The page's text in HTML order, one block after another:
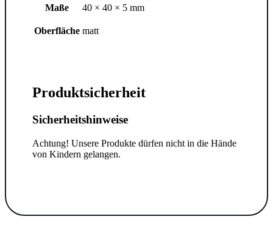
Maße
40 × 40 × 5 mm
Oberfläche matt
Produktsicherheit
Sicherheitshinweise
Achtung! Unsere Produkte dürfen nicht in die Hände
von Kindern gelangen.